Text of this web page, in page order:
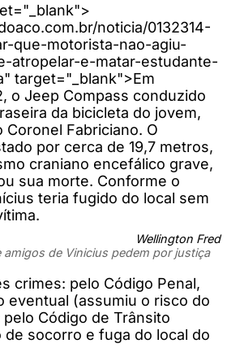
noticia/0132314-
que-motorista-nao-agiu-
atropelar-e-matar-estudante-
target="_blank">Em
o Jeep Compass conduzido
da bicicleta do jovem,
Fabriciano. O
por cerca de 19,7 metros,
craniano encefálico grave,
sua morte. Conforme o
teria fugido do local sem
Wellington Fred
amigos de Vinicius pedem por justiça
crimes: pelo Código Penal,
eventual (assumiu o risco do
Código de Trânsito
de socorro e fuga do local do